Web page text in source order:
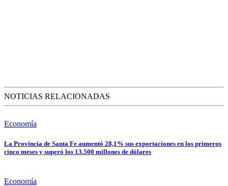
NOTICIAS RELACIONADAS
Economía
La Provincia de Santa Fe aumentó 28,1% sus exportaciones en los primeros
cinco meses y superó los 13.500 millones de dólares
Economía